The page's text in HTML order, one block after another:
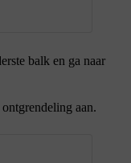
balk en ga naar
aan.